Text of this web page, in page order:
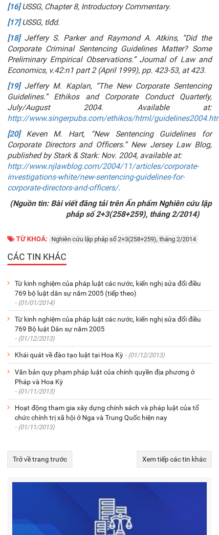
[16]USSG, Chapter8, IntroductoryCommentary.
[17]USSG, tlđd.
[18]Jeffery S. Parker and Raymond A. Atkins, “Did the
Corporate Criminal Sentencing Guidelines Matter? Some
Preliminary Empirical Observations.” Journal of Law and
Economics, v.42:n1 part 2 (April 1999), pp. 423-53, at 423.
[19]Jeffery M. Kaplan, “The New Corporate Sentencing
Guidelines.” Ethikos and Corporate Conduct Quarterly,
July/August 2004. Available at:
http://www.singerpubs.com/ethikos/html/
[20]Keven M. Hart, “New Sentencing Guidelines for
Corporate Directors and Officers.” New Jersey Law Blog,
published by Stark & Stark: Nov. 2004, available at:
http://www.njlawblog.com/2004/11/articles/corporate-
investigations-white/new-sentencing-guidelines-for-
corporate-directors-and-officers/.
(Nguồn tin: Bài viết đăng tải trên Ấn phẩm Nghiên cứu lập
pháp số 2+3(258+259), tháng 2/2014)
TỪ KHOÁ: Nghiên cứu lập pháp số 2+3(258+259), tháng 2/2014
CÁC TIN KHÁC
Từ kinh nghiệm của pháp luật các nước, kiến nghị sửa đổi điều
769 bộ luật dân sự năm 2005 (tiếp theo)
- (01/01/2014)
Từ kinh nghiệm của pháp luật các nước, kiến nghị sửa đổi điều
769 Bộ luật Dân sự năm 2005
- (01/12/2013)
Khái quát về đào tạo luật tại Hoa Kỳ - (01/12/2013)
Văn bản quy phạm pháp luật của chính quyền địa phương ở
Pháp và Hoa Kỳ
- (01/11/2013)
Hoạt động tham gia xây dựng chính sách và pháp luật của tổ
chức chính trị xã hội ở Nga và Trung Quốc hiện nay
- (01/11/2013)
Trở về trang trước Xem tiếp các tin khác